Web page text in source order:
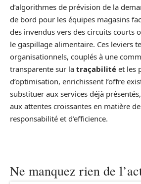
d’algorithmes de prévision de la
de bord pour les équipes magasins
des invendus vers des circuits courts
le gaspillage alimentaire. Ces leviers
organisationnels, couplés à une
transparente sur la traçabilité et les
d’optimisation, enrichissent l’offre
substituer aux services déjà
aux attentes croissantes en matière
responsabilité et d’efficience.
Ne manquez rien de